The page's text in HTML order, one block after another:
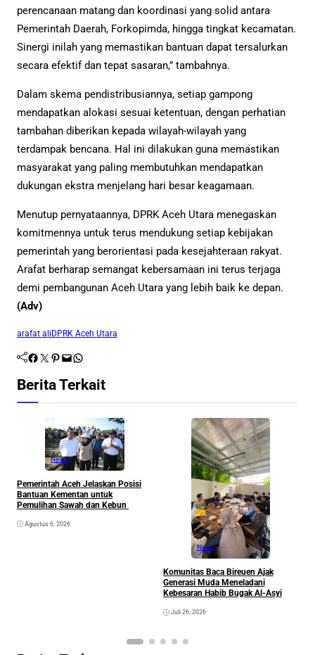
perencanaan matang dan koordinasi yang solid antara
Pemerintah Daerah, Forkopimda, hingga tingkat kecamatan.
Sinergi inilah yang memastikan bantuan dapat tersalurkan
secara efektif dan tepat sasaran,” tambahnya.
Dalam skema pendistribusiannya, setiap gampong
mendapatkan alokasi sesuai ketentuan, dengan perhatian
tambahan diberikan kepada wilayah-wilayah yang
terdampak bencana. Hal ini dilakukan guna memastikan
masyarakat yang paling membutuhkan mendapatkan
dukungan ekstra menjelang hari besar keagamaan.
Menutup pernyataannya, DPRK Aceh Utara menegaskan
komitmennya untuk terus mendukung setiap kebijakan
pemerintah yang berorientasi pada kesejahteraan rakyat.
Arafat berharap semangat kebersamaan ini terus terjaga
demi pembangunan Aceh Utara yang lebih baik ke depan.
(Adv)
arafat aliDPRK Aceh Utara
Facebook Twitter Pinterest Mail WhatsApp
Berita Terkait
News
Pemerintah Aceh Jelaskan Posisi
Bantuan Kementan untuk
Pemulihan Sawah dan Kebun
Agustus 6, 2026
News
Komunitas Baca Bireuen Ajak
Generasi Muda Meneladani
Kebesaran Habib Bugak Al-Asyi
Juli 26, 2026